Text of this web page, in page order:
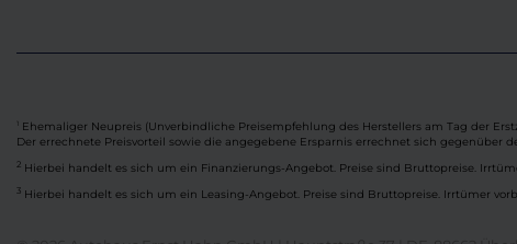
Ehemaliger Neupreis (Unverbindliche Preisempfehlung des Herstellers am Tag der
Der errechnete Preisvorteil sowie die angegebene Ersparnis errechnet sich
2 Hierbei handelt es sich um ein Finanzierungs-Angebot. Preise sind Bruttopreise.
3 Hierbei handelt es sich um ein Leasing-Angebot. Preise sind Bruttopreise. Irrtümer